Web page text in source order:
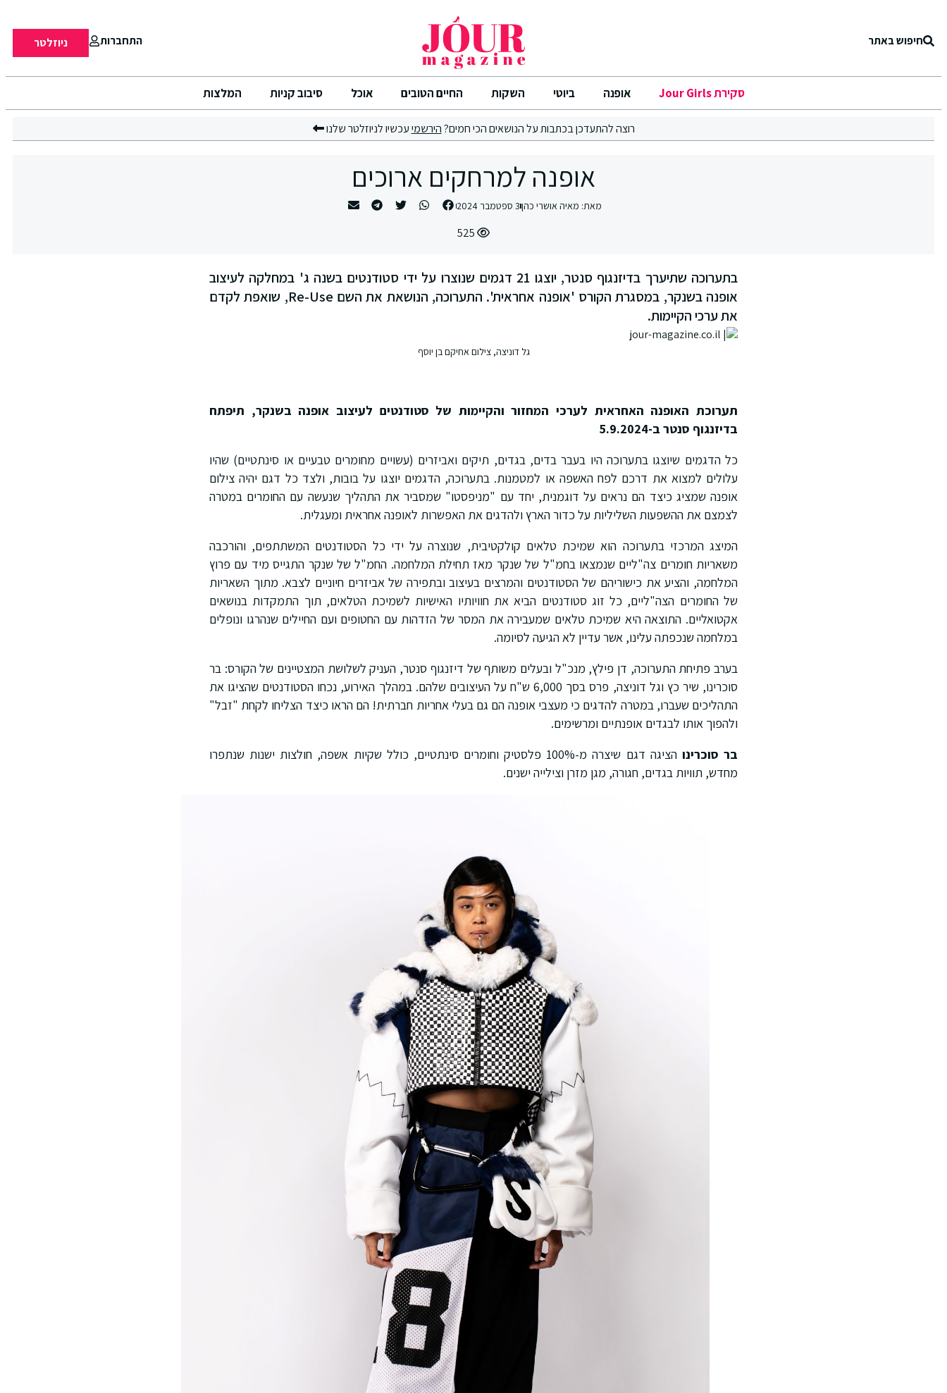
חיפוש באתר התחברות ניוזלטר
סקירת Jour Girls אופנה ביוטי השקות החיים הטובים אוכל סיבוב קניות המלצות
רוצה להתעדכן בכתבות על הנושאים הכי חמים?הירשמיעכשיו לניוזלטר שלנו
אופנה למרחקים ארוכים
מאת: מאיה אושרי כהן3 ספטמבר 2024
בתערוכה שתיערך בדיזנגוף סנטר, יוצגו 21 דגמים שנוצרו על ידי סטודנטים בשנה ג' במחלקה לעיצוב
אופנה בשנקר, במסגרת הקורס 'אופנה אחראית'. התערוכה, הנושאת את השם Re-Use, שואפת לקדם
את ערכי הקיימות.
גל דוניצה, צילום אחיקם בן יוסף
תערוכת האופנה האחראית לערכי המחזור והקיימות של סטודנטים לעיצוב אופנה בשנקר, תיפתח
בדיזנגוף סנטר ב-5.9.2024
כל הדגמים שיוצגו בתערוכה היו בעבר בדים, בגדים, תיקים ואביזרים (עשויים מחומרים טבעיים או סינתטיים) שהיו
עלולים למצוא את דרכם לפח האשפה או למטמנות. בתערוכה, הדגמים יוצגו על בובות, ולצד כל דגם יהיה צילום
אופנה שמציג כיצד הם נראים על דוגמנית, יחד עם "מניפסטו" שמסביר את התהליך שנעשה עם החומרים במטרה
לצמצם את ההשפעות השליליות על כדור הארץ ולהדגים את האפשרות לאופנה אחראית ומעגלית.
המיצג המרכזי בתערוכה הוא שמיכת טלאים קולקטיבית, שנוצרה על ידי כל הסטודנטים המשתתפים, והורכבה
משאריות חומרים צה"ליים שנמצאו בחמ"ל של שנקר מאז תחילת המלחמה. החמ"ל של שנקר התגייס מיד עם פרוץ
המלחמה, והציע את כישוריהם של הסטודנטים והמרצים בעיצוב ובתפירה של אביזרים חיוניים לצבא. מתוך השאריות
של החומרים הצה"ליים, כל זוג סטודנטים הביא את חוויותיו האישיות לשמיכת הטלאים, תוך התמקדות בנושאים
אקטואליים. התוצאה היא שמיכת טלאים שמעבירה את המסר של הזדהות עם החטופים ועם החיילים שנהרגו ונופלים
במלחמה שנכפתה עלינו, אשר עדיין לא הגיעה לסיומה.
בערב פתיחת התערוכה, דן פילץ, מנכ"ל ובעלים משותף של דיזנגוף סנטר, העניק לשלושת המצטיינים של הקורס: בר
סוכרינו, שיר כץ וגל דוניצה, פרס בסך 6,000 ש"ח על העיצובים שלהם. במהלך האירוע, נכחו הסטודנטים שהציגו את
התהליכים שעברו, במטרה להדגים כי מעצבי אופנה הם גם בעלי אחריות חברתית! הם הראו כיצד הצליחו לקחת "זבל"
ולהפוך אותו לבגדים אופנתיים ומרשימים.
בר סוכרינו
הציגה דגם שיצרה מ-100% פלסטיק וחומרים סינתטיים, כולל שקיות אשפה, חולצות ישנות שנתפרו
מחדש, תוויות בגדים, חגורה, מגן מזרן וצילייה ישנים.